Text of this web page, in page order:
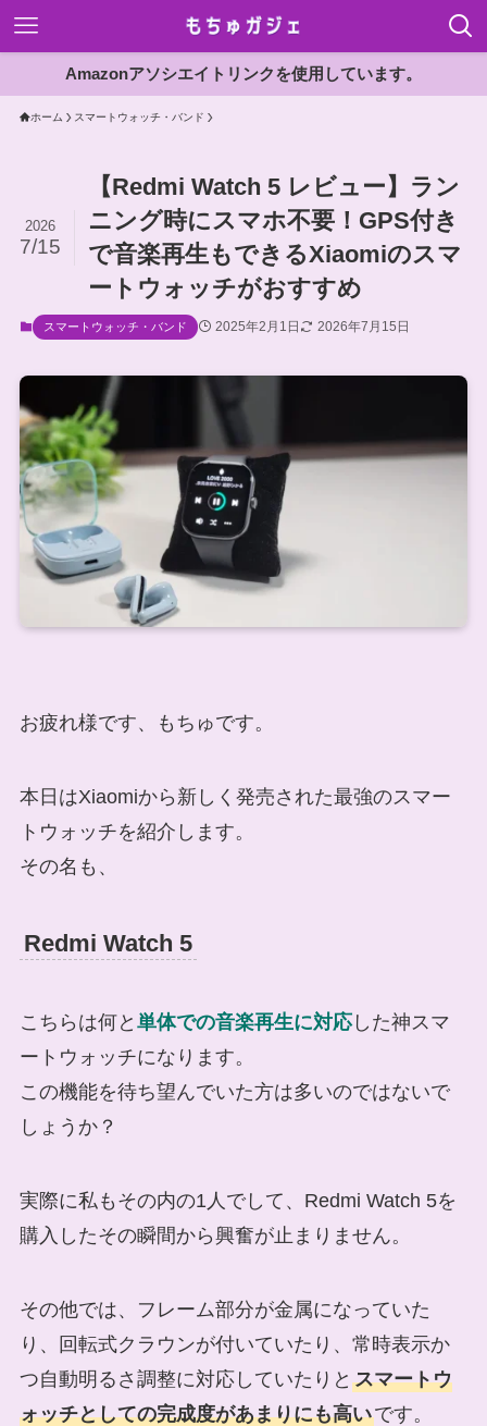
Amazonアソシエイトリンクを使用しています。
ホーム スマートウォッチ・バンド
【Redmi Watch 5 レビュー】ラン
ニング時にスマホ不要！GPS付き
で音楽再生もできるXiaomiのスマ
ートウォッチがおすすめ
2026
7/15
スマートウォッチ・バンド 2025年2月1日 2026年7月15日
お疲れ様です、もちゅです。
本日はXiaomiから新しく発売された最強のスマー
トウォッチを紹介します。
その名も、
Redmi Watch 5
こちらは何と 単体での音楽再生に対応した神スマ
ートウォッチになります。
この機能を待ち望んでいた方は多いのではないで
しょうか？
実際に私もその内の1人でして、Redmi Watch 5を
購入したその瞬間から興奮が止まりません。
その他では、フレーム部分が金属になっていた
り、回転式クラウンが付いていたり、常時表示か
つ自動明るさ調整に対応していたりと スマートウ
ォッチとしての完成度があまりにも高いです。